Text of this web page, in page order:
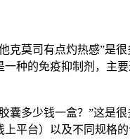
克莫司有点灼热感”是
种的免疫抑制剂，主
囊多少钱一盒？”这是
平台）以及不同规格